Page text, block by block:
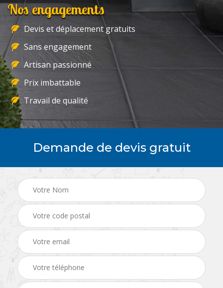
Nos engagements
Devis et déplacement gratuits
Sans engagement
Artisan passionné
Prix imbattable
Travail de qualité
Demande de devis gratuit